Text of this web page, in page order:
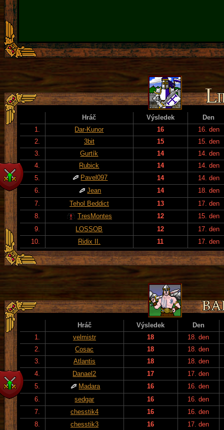
Hráč Výsledek
Den
1.
Dar-Kunor 16
16. den
2.
3bit 15
15. den
3.
Gurtík 14
14. den
4.
Rubick 14
14. den
5.
Pavel097 14
14. den
6.
Jean 14
18. den
7.
Tehol Beddict 13
17. den
8.
TresMontes 12
15. den
9.
LOSSOB 12
17. den
10.
Ridix II. 11 17. den
Hráč Výsledek
Den
1.
velmistr 18
18. den
2.
Cosac 18
18. den
3.
Atlantis 18
18. den
4.
Danael2 17
17. den
5.
Madara 16
16. den
6.
sedgar 16
16. den
7.
chesstik4 16
16. den
8.
chesstik3 16
17. den